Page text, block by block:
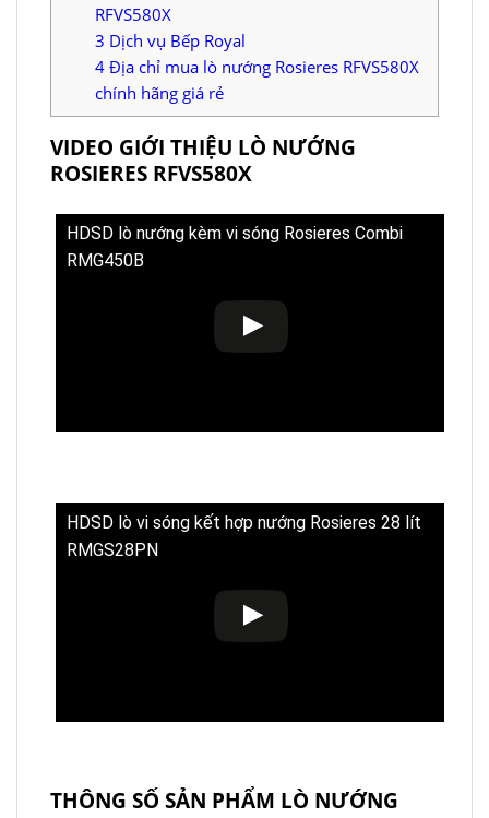
RFVS580X
3 Dịch vụ Bếp Royal
4 Địa chỉ mua lò nướng Rosieres RFVS580X
chính hãng giá rẻ
VIDEO GIỚI THIỆU LÒ NƯỚNG
ROSIERES RFVS580X
HDSD lò nướng kèm vi sóng Rosieres Combi
RMG450B
HDSD lò vi sóng kết hợp nướng Rosieres 28 lít
RMGS28PN
THÔNG SỐ SẢN PHẨM LÒ NƯỚNG